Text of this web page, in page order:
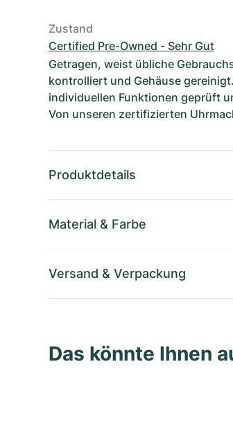
Zustand
Certified Pre-Owned - Sehr Gut
Getragen, weist übliche
kontrolliert und Gehäuse
individuellen Funktionen geprüft
Von unseren zertifizierten
Produktdetails
Material & Farbe
Versand & Verpackung
Das könnte Ihnen